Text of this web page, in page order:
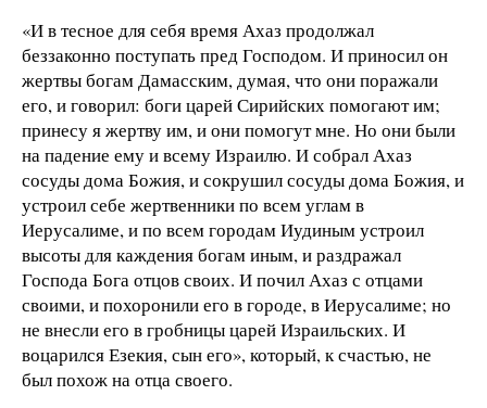
«И в тесное для себя время Ахаз продолжал
беззаконно поступать пред Господом. И приносил он
жертвы богам Дамасским, думая, что они поражали
его, и говорил: боги царей Сирийских помогают им;
принесу я жертву им, и они помогут мне. Но они были
на падение ему и всему Израилю. И собрал Ахаз
сосуды дома Божия, и сокрушил сосуды дома Божия, и
устроил себе жертвенники по всем углам в
Иерусалиме, и по всем городам Иудиным устроил
высоты для каждения богам иным, и раздражал
Господа Бога отцов своих. И почил Ахаз с отцами
своими, и похоронили его в городе, в Иерусалиме; но
не внесли его в гробницы царей Израильских. И
воцарился Езекия, сын его», который, к счастью, не
был похож на отца своего.